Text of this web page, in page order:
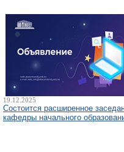
19.12.2025
Состоится расширенное
кафедры начального